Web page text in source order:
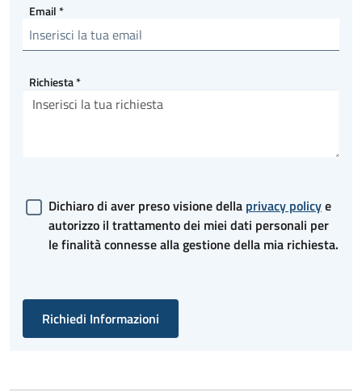
Email*
Richiesta*
Dichiaro di aver preso visione della privacy policye
autorizzo il trattamento dei miei dati personali per
le finalità connesse alla gestione della mia richiesta.
Richiedi Informazioni